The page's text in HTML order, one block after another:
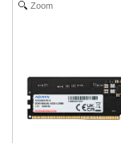
Zoom